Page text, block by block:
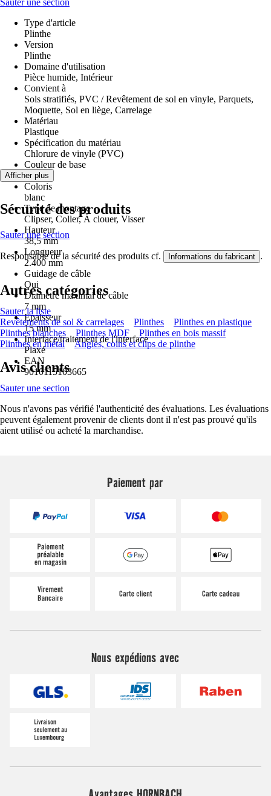
Sauter une section
Type d'article
Plinthe
Version
Plinthe
Domaine d'utilisation
Pièce humide, Intérieur
Convient à
Sols stratifiés, PVC / Revêtement de sol en vinyle, Parquets,
Moquette, Sol en liège, Carrelage
Matériau
Plastique
Spécification du matériau
Chlorure de vinyle (PVC)
Couleur de base
Bois
Coloris
blanc
Type de montage
Clipser, Coller, À clouer, Visser
Hauteur
38,5 mm
Longueur
2.400 mm
Guidage de câble
Oui
Diamètre maximal de câble
7 mm
Epaisseur
15 mm
Interface/traitement de l'interface
Plaxé
EAN
9010115103665
Afficher plus
Sécurité des produits
Sauter une section
Responsable de la sécurité des produits cf. Informations du fabricant .
Autres catégories
Sauter la liste
Revêtements de sol & carrelages
Plinthes
Plinthes en plastique
Plinthes blanches
Plinthes MDF
Plinthes en bois massif
Plinthes en métal
Angles, coins et clips de plinthe
Avis clients
Sauter une section
Nous n'avons pas vérifié l'authenticité des évaluations. Les évaluations
peuvent également provenir de clients dont il n'est pas prouvé qu'ils
aient utilisé ou acheté la marchandise.
Paiement par
Nous expédions avec